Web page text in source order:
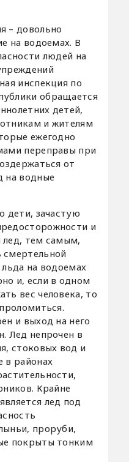
– довольно
на водоемах. В
людей на
инспекция по
обращается
детей,
и жителям
ежегодно
переправы при
от
на водные
дети, зачастую
и
лед, тем самым,
на водоемах
и, если в одном
вес человека, то
и выход на него
Лед непрочен в
стоковых вод и
районах
Крайне
лед под
проруби,
покрыты тонким